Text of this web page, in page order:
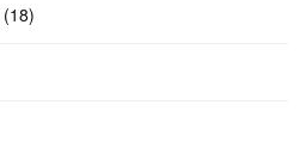
(18)